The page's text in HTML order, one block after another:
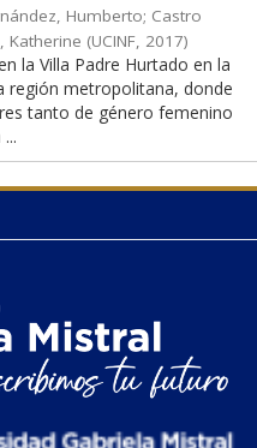
Humberto; Castro
Katherine (UCINF, 2017)
la Villa Padre Hurtado en la
región metropolitana, donde
tanto de género femenino